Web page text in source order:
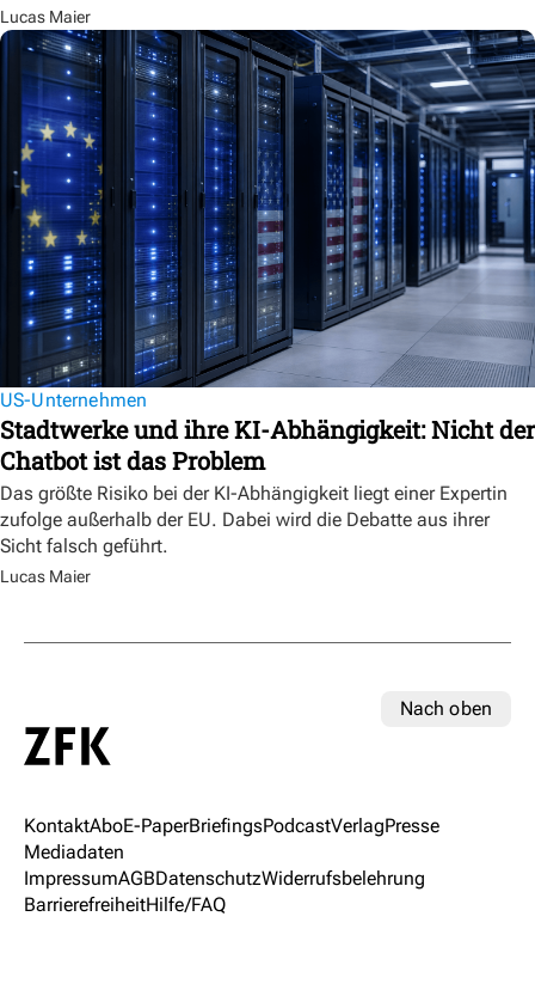
Lucas Maier
US-Unternehmen
Stadtwerke und ihre KI-Abhängigkeit: Nicht der
Chatbot ist das Problem
Das größte Risiko bei der KI-Abhängigkeit liegt einer Expertin
zufolge außerhalb der EU. Dabei wird die Debatte aus ihrer
Sicht falsch geführt.
Lucas Maier
Nach oben
KontaktAboE-PaperBriefingsPodcastVerlagPresse
Mediadaten
ImpressumAGBDatenschutzWiderrufsbelehrung
BarrierefreiheitHilfe/FAQ